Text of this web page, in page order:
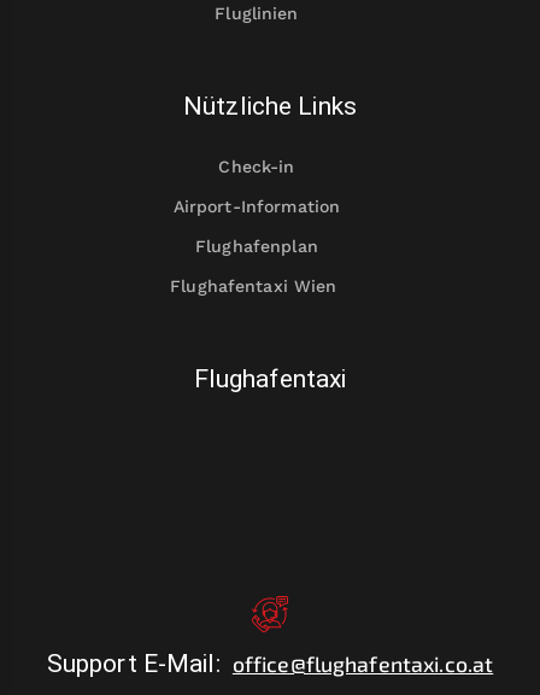
Fluglinien
Nützliche Links
Check-in
Airport-Information
Flughafenplan
Flughafentaxi Wien
Flughafentaxi
Support E-Mail: office@flughafentaxi.co.at